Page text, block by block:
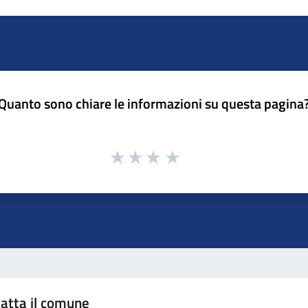
sono chiare le informazioni su questa
il comune